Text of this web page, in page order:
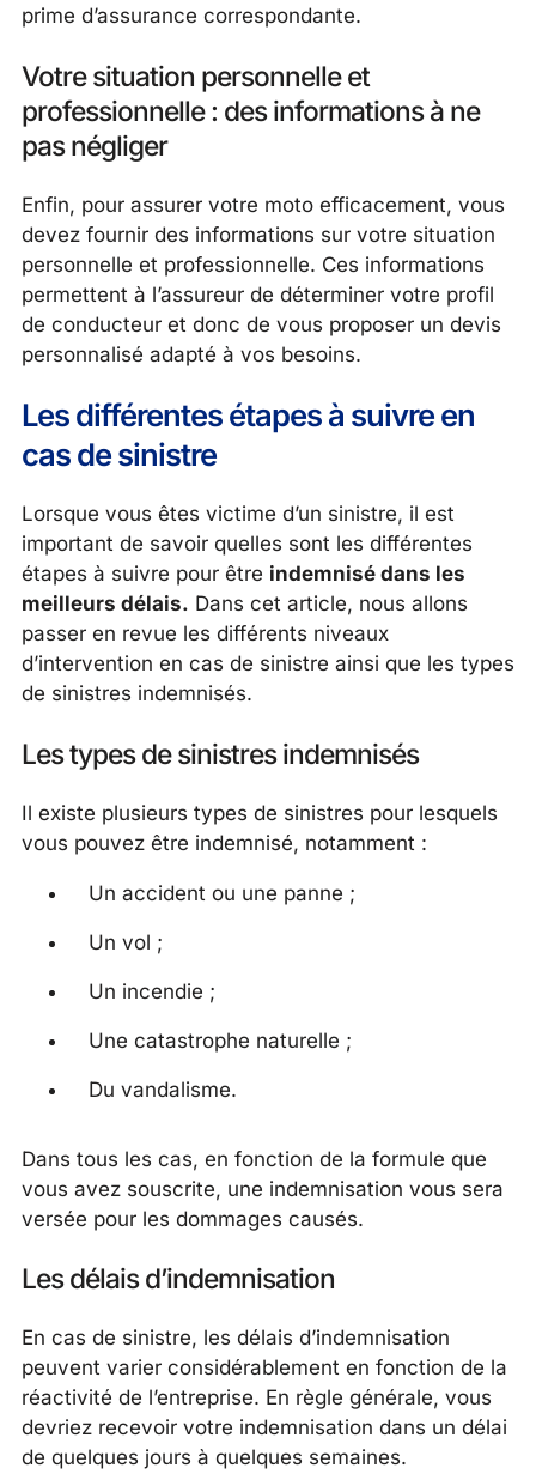
prime d’assurance correspondante.
Votre situation personnelle et
professionnelle : des informations à ne
pas négliger
Enfin, pour assurer votre moto efficacement, vous
devez fournir des informations sur votre situation
personnelle et professionnelle. Ces informations
permettent à l’assureur de déterminer votre profil
de conducteur et donc de vous proposer un devis
personnalisé adapté à vos besoins.
Les différentes étapes à suivre en
cas de sinistre
Lorsque vous êtes victime d’un sinistre, il est
important de savoir quelles sont les différentes
étapes à suivre pour être indemnisé dans les
meilleurs délais. Dans cet article, nous allons
passer en revue les différents niveaux
d’intervention en cas de sinistre ainsi que les types
de sinistres indemnisés.
Les types de sinistres indemnisés
Il existe plusieurs types de sinistres pour lesquels
vous pouvez être indemnisé, notamment :
Un accident ou une panne ;
Un vol ;
Un incendie ;
Une catastrophe naturelle ;
Du vandalisme.
Dans tous les cas, en fonction de la formule que
vous avez souscrite, une indemnisation vous sera
versée pour les dommages causés.
Les délais d’indemnisation
En cas de sinistre, les délais d’indemnisation
peuvent varier considérablement en fonction de la
réactivité de l’entreprise. En règle générale, vous
devriez recevoir votre indemnisation dans un délai
de quelques jours à quelques semaines.